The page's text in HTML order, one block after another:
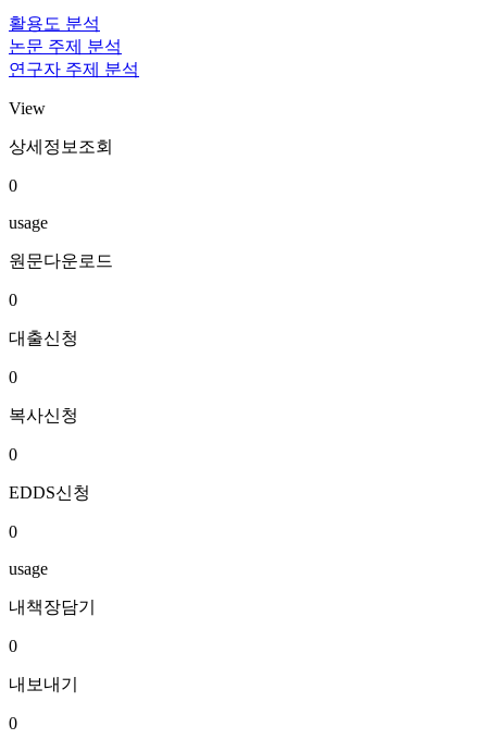
활용도 분석
논문 주제 분석
연구자 주제 분석
View
상세정보조회
0
usage
원문다운로드
0
대출신청
0
복사신청
0
EDDS신청
0
usage
내책장담기
0
내보내기
0